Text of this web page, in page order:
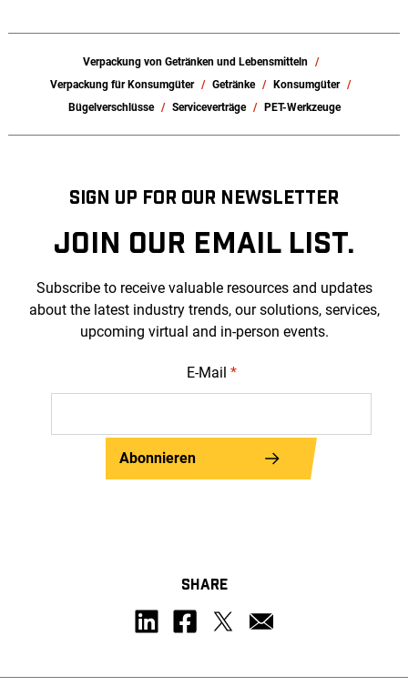
Verpackung von Getränken und Lebensmitteln
Verpackung für Konsumgüter
Getränke
Konsumgüter
Bügelverschlüsse
Serviceverträge PET-Werkzeuge
SIGN UP FOR OUR NEWSLETTER
JOIN OUR EMAIL LIST.
Subscribe to receive valuable resources and updates
about the latest industry trends, our solutions, services,
upcoming virtual and in-person events.
E-Mail *
Abonnieren
SHARE